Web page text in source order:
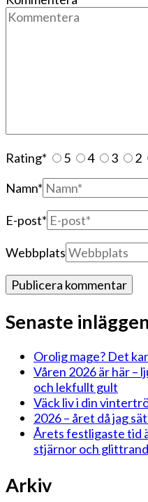
Rating* 5 4 3 2
Namn*
E-post*
Webbplats
Senaste inläggen
Orolig mage? Det
Våren 2026 är här –
och lekfullt gult
Väck liv i din
2026 – året då jag
Årets festligaste tid
stjärnor och
Arkiv